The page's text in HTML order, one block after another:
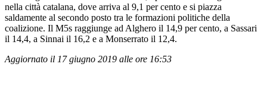
nella città catalana, dove arriva al 9,1 per cento e si piazza
saldamente al secondo posto tra le formazioni politiche della
coalizione. Il M5s raggiunge ad Alghero il 14,9 per cento, a Sassari
il 14,4, a Sinnai il 16,2 e a Monserrato il 12,4.
Aggiornato il 17 giugno 2019 alle ore 16:53